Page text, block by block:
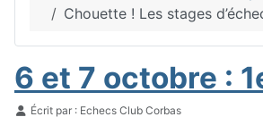
Chouette ! Les stages
6 et 7 octobre :
Détails
Écrit par : Echecs Club Corbas